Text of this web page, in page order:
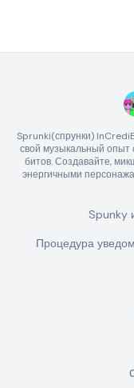
Sprunki(спрунки)
свой музыкальный опыт
битов. Создавайте,
энергичными
Spunky
Процедура